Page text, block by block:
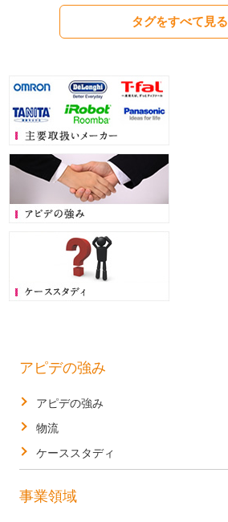
タグをすべて見る
アピデの強み
アピデの強み
物流
ケーススタディ
事業領域